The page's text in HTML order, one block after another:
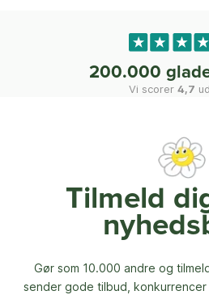
200.000
Vi scorer 4,7
Tilmeld
Gør som 10.000 andre og
sender gode tilbud, konkurrencer